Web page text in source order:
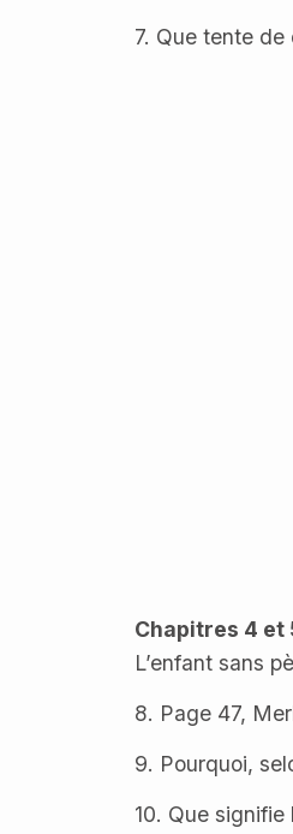
7. Que tente de
Chapitres 4 et
L’enfant sans
8. Page 47,
9. Pourquoi,
10. Que